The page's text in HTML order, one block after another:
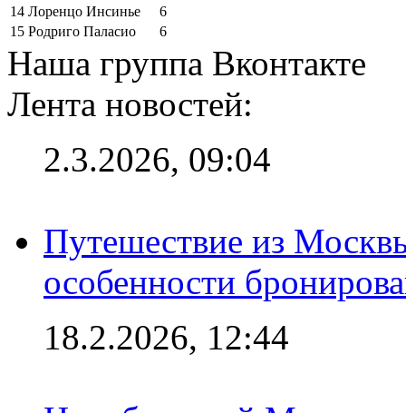
14 Лоренцо Инсинье
6
15 Родриго Паласио 6
Наша группа Вконтакте
Лента новостей:
2.3.2026, 09:04
Путешествие из
особенности
18.2.2026, 12:44